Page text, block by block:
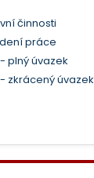
činnosti
práce
plný úvazek
zkrácený úvazek